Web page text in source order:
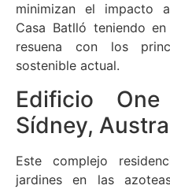
minimizan el impacto
Casa Batlló teniendo
resuena con los
sostenible actual.
Edificio
Sídney,
Este complejo
jardines en las